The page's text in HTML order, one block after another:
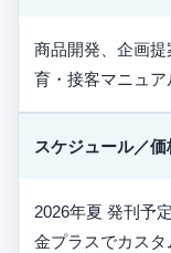
商品開発、企画
育・接客マニュ
スケジュール／価
2026年夏 発刊予
金プラスでカスタ